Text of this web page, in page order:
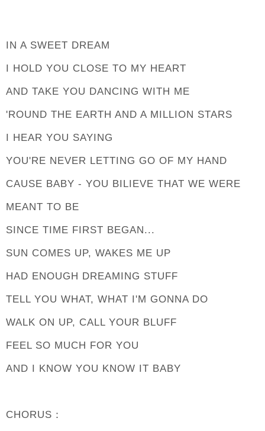
IN A SWEET DREAM
I HOLD YOU CLOSE TO MY HEART
AND TAKE YOU DANCING WITH ME
'ROUND THE EARTH AND A MILLION STARS
I HEAR YOU SAYING
YOU'RE NEVER LETTING GO OF MY HAND
CAUSE BABY - YOU BILIEVE THAT WE WERE
MEANT TO BE
SINCE TIME FIRST BEGAN...
SUN COMES UP, WAKES ME UP
HAD ENOUGH DREAMING STUFF
TELL YOU WHAT, WHAT I'M GONNA DO
WALK ON UP, CALL YOUR BLUFF
FEEL SO MUCH FOR YOU
AND I KNOW YOU KNOW IT BABY
CHORUS：